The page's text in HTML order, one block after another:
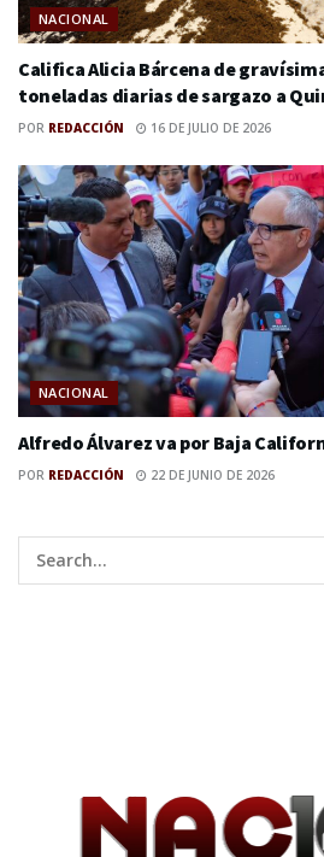
NACIONAL
Califica Alicia Bárcena de
toneladas diarias de sargazo a
POR REDACCIÓN 16 DE JULIO DE 2026
NACIONAL
Alfredo Álvarez va por Baja
POR REDACCIÓN 22 DE JUNIO DE 2026